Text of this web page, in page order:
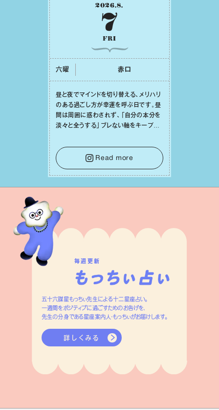
2026.8.
7
FRI
六曜 ⾚⼝
昼と夜でマインドを切り替える、メリハリ
のある過ごし⽅が幸運を呼ぶ⽇です。昼
間は周囲に惑わされず、「⾃分の本分を
淡々と全うする」ブレない軸をキープし
⾔葉に流されないよう、⼼にしっかりブ
レーキをかけること。この意識の切り替
えが、あなたに確かな安⼼感をもたらす
はずです。
Read more
毎週更新
五十六謀星もっちぃ先生による十二星座占い。
一週間をポジティブに過ごすためのお告げを、
先生の分身である星座案内人・もっちぃがお届けします。
詳しくみる